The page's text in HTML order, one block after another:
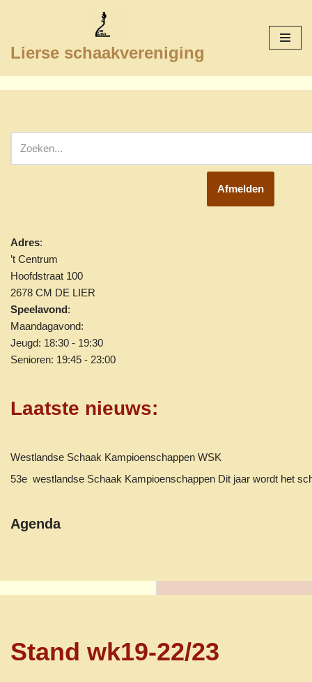
naar
inhoud
Lierse schaakvereniging
Afmelden
Adres:
’t Centrum
Hoofdstraat 100
2678 CM DE LIER
Speelavond:
Maandagavond:
Jeugd: 18:30 - 19:30
Senioren: 19:45 - 23:00
Laatste nieuws:
Westlandse Schaak Kampioenschappen WSK
53e westlandse Schaak Kampioenschappen Dit jaar wordt het
Agenda
Stand wk19-22/23